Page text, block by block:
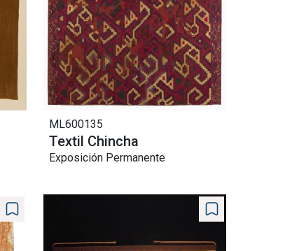
ML600135
Textil Chincha
Exposición Permanente